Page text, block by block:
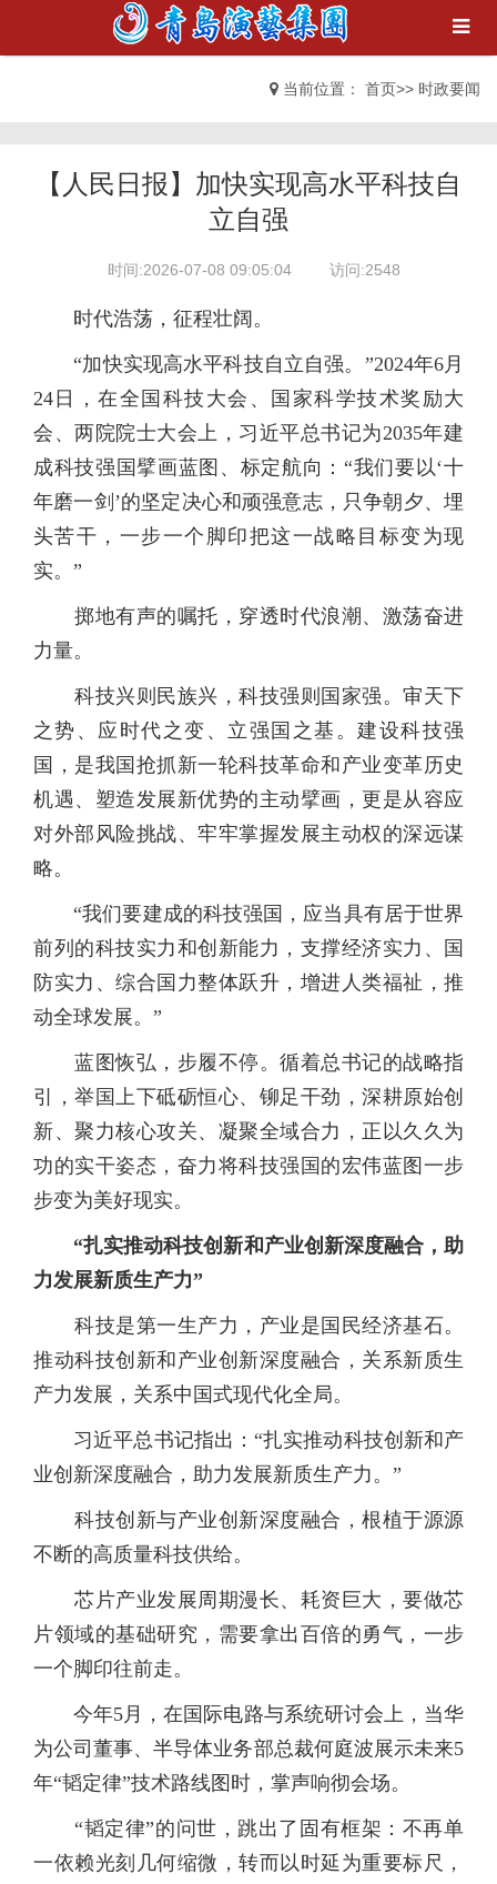
当前位置： 首页>> 时政要闻
【人民日报】加快实现高水平科技自
立自强
时间:2026-07-08 09:05:04 访问:2548
时代浩荡，征程壮阔。
“加快实现高水平科技自立自强。”2024年6月
24日，在全国科技大会、国家科学技术奖励大
会、两院院士大会上，习近平总书记为2035年建
成科技强国擘画蓝图、标定航向：“我们要以‘十
年磨一剑’的坚定决心和顽强意志，只争朝夕、埋
头苦干，一步一个脚印把这一战略目标变为现
实。”
掷地有声的嘱托，穿透时代浪潮、激荡奋进
力量。
科技兴则民族兴，科技强则国家强。审天下
之势、应时代之变、立强国之基。建设科技强
国，是我国抢抓新一轮科技革命和产业变革历史
机遇、塑造发展新优势的主动擘画，更是从容应
对外部风险挑战、牢牢掌握发展主动权的深远谋
略。
“我们要建成的科技强国，应当具有居于世界
前列的科技实力和创新能力，支撑经济实力、国
防实力、综合国力整体跃升，增进人类福祉，推
动全球发展。”
蓝图恢弘，步履不停。循着总书记的战略指
引，举国上下砥砺恒心、铆足干劲，深耕原始创
新、聚力核心攻关、凝聚全域合力，正以久久为
功的实干姿态，奋力将科技强国的宏伟蓝图一步
步变为美好现实。
“扎实推动科技创新和产业创新深度融合，助
力发展新质生产力”
科技是第一生产力，产业是国民经济基石。
推动科技创新和产业创新深度融合，关系新质生
产力发展，关系中国式现代化全局。
习近平总书记指出：“扎实推动科技创新和产
业创新深度融合，助力发展新质生产力。”
科技创新与产业创新深度融合，根植于源源
不断的高质量科技供给。
芯片产业发展周期漫长、耗资巨大，要做芯
片领域的基础研究，需要拿出百倍的勇气，一步
一个脚印往前走。
今年5月，在国际电路与系统研讨会上，当华
为公司董事、半导体业务部总裁何庭波展示未来5
年“韬定律”技术路线图时，掌声响彻会场。
“韬定律”的问世，跳出了固有框架：不再单
一依赖光刻几何缩微，转而以时延为重要标尺，